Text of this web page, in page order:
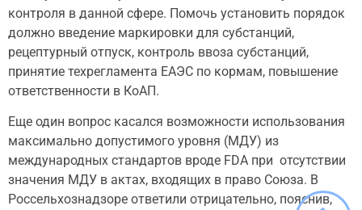
контроля в данной сфере. Помочь установить порядок
должно введение маркировки для субстанций,
рецептурный отпуск, контроль ввоза субстанций,
принятие техрегламента ЕАЭС по кормам, повышение
ответственности в КоАП.
Еще один вопрос касался возможности использования
максимально допустимого уровня (МДУ) из
международных стандартов вроде FDA при отсутствии
значения МДУ в актах, входящих в право Союза. В
Россельхознадзоре ответили отрицательно, пояснив,